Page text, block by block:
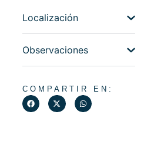
Localización
Observaciones
COMPARTIR EN: